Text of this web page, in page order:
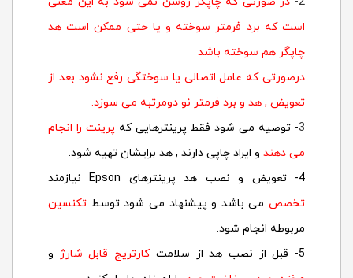
است که برد فرمتر سوخته و یا حتی ممکن است هد
چاپگر هم سوخته باشد
درصورتی که عامل اتصالی یا سوختگی رفع نشود بعد از
تعویض , هد و برد فرمتر نو دومرتبه می سوزد.
3- توصیه می شود فقط پرینترهایی که پرینت را انجام
می دهند و ایراد چاپی دارند , هد برایشان تهیه شود.
4- تعویض و نصب هد پرینترهای Epson نیازمند
تخصص می باشد و پیشنهاد می شود توسط تکنسین
مربوطه انجام شود.
5- قبل از نصب هد از سلامت
کارتریج قابل شارژ و